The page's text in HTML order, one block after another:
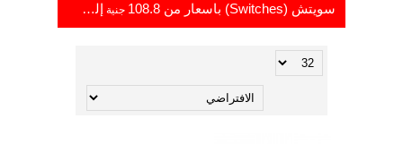
سويتش (Switches) باسعار من 108.8 جنية إلى 575.2